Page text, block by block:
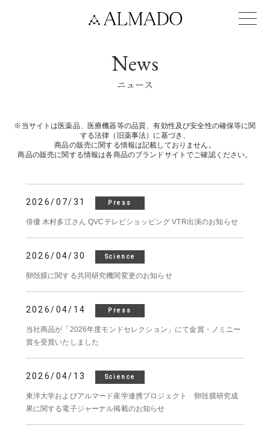
News
ニュース
※当サイトは医薬品、医療機器等の品質、有効性及び安全性の確保等に関
する法律（旧薬事法）に基づき、
商品の販売に関する情報は記載しておりません。
商品の販売に関する情報は各商品のブランドサイトでご確認ください。
2026/07/31 Press
俳優 木村多江さん QVCテレビショッピング VTR出演のお知らせ
2026/04/30 Science
卵殻膜に関する共同研究機関変更のお知らせ
2026/04/14 Press
当社商品が「2026年度モンドセレクション」にて金賞・ノミニー
賞を受賞いたしました
2026/04/13 Science
東洋大学およびアルマード産学連携プロジェクト 卵殻膜研究成
果に関する電子ジャーナル掲載のお知らせ